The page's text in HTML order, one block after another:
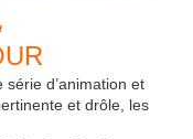
d’animation et
et drôle, les